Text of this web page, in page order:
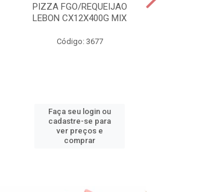
PIZZA FGO/REQUEIJAO
LEBON CX12X400G MIX
Código: 3677
Faça seu login ou
cadastre-se para
ver preços e
comprar